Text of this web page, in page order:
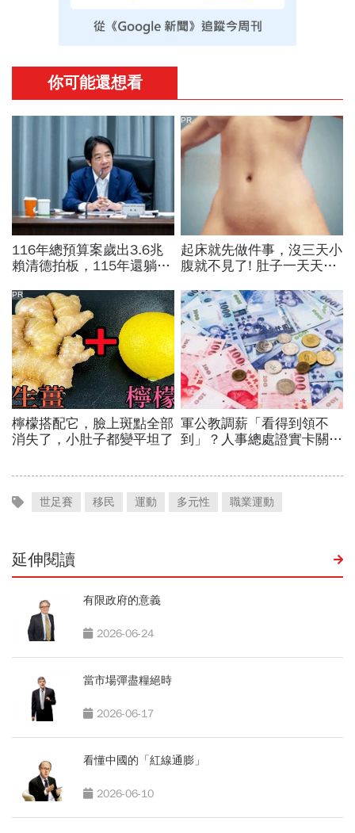
世足賽 移民 運動 多元性 職業運動
延伸閱讀
有限政府的意義
2026-06-24
當市場彈盡糧絕時
2026-06-17
看懂中國的「紅線通膨」
2026-06-10